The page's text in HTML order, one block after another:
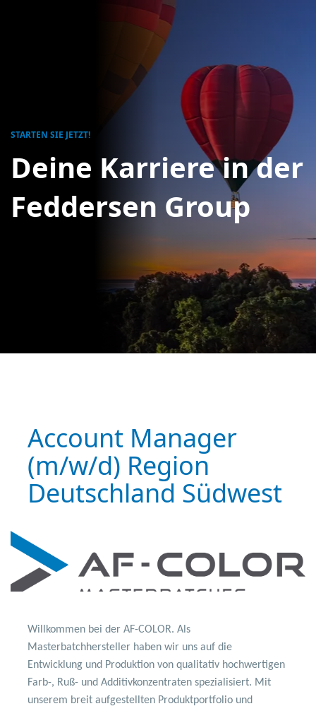
STARTEN SIE JETZT!
Account Manager
(m/w/d) Region
Deutschland Südwest
Willkommen bei der AF-COLOR. Als
Masterbatchhersteller haben wir uns auf die
Entwicklung und Produktion von qualitativ hochwertigen
Farb-, Ruß- und Additivkonzentraten spezialisiert. Mit
unserem breit aufgestellten Produktportfolio und